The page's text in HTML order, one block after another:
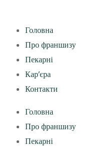
Головна
Про франшизу
Пекарні
Кар’єра
Контакти
Головна
Про франшизу
Пекарні